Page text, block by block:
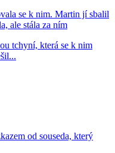
se k nim. Martin jí sbalil
ale stála za ním
tchyní, která se k nim
od souseda, který